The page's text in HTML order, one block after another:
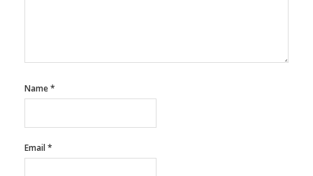
Name*
Email*